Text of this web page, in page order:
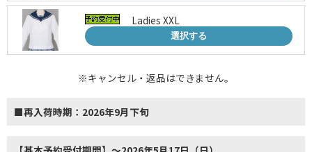
Ladies XXL
選択する
※キャンセル・返品はできません。
■再入荷時期：2026年9月下旬